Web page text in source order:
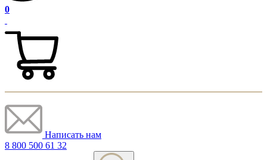
0
Написать нам
8 800 500 61 32